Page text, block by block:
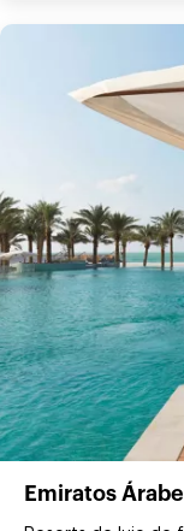
Emiratos